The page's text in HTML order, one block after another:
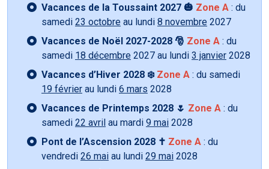
Vacances de la Toussaint 2027 🎃 Zone A : du
samedi 23 octobre au lundi 8 novembre 2027
Vacances de Noël 2027-2028 🎅 Zone A : du
samedi 18 décembre 2027 au lundi 3 janvier 2028
Vacances d’Hiver 2028 ❄️ Zone A : du samedi
19 février au lundi 6 mars 2028
Vacances de Printemps 2028 🌷 Zone A : du
samedi 22 avril au mardi 9 mai 2028
Pont de l’Ascension 2028 ✝️ Zone A : du
vendredi 26 mai au lundi 29 mai 2028